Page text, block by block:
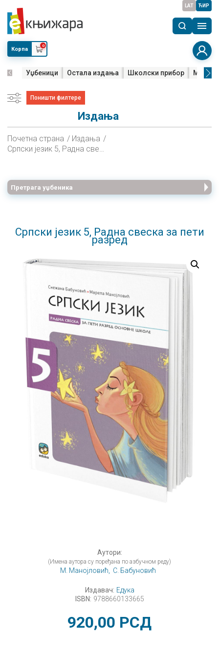
LAT ЋИР
Корпа
0
Уџбеници Остала издања Школски прибор Мала
Поништи филтере
Издања
Почетна страна
Издања
Српски језик 5, Радна свеска за пети разред
Претрага уџбеника
Српски језик 5, Радна свеска за пети
разред
Аутори:
(Имена аутора су поређана по азбучном реду)
М. Манојловић, С. Бабуновић
Издавач: Едука
ISBN: 9788660133665
920,00 РСД